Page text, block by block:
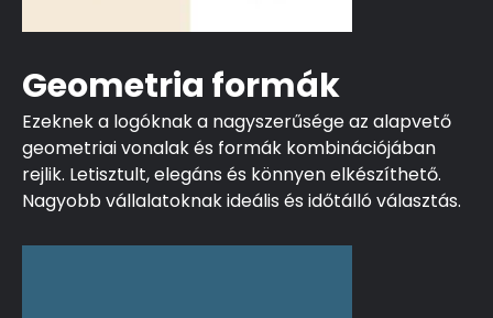
Geometria formák
Ezeknek a logóknak a nagyszerűsége az alapvető
geometriai vonalak és formák kombinációjában
rejlik. Letisztult, elegáns és könnyen elkészíthető.
Nagyobb vállalatoknak ideális és időtálló választás.